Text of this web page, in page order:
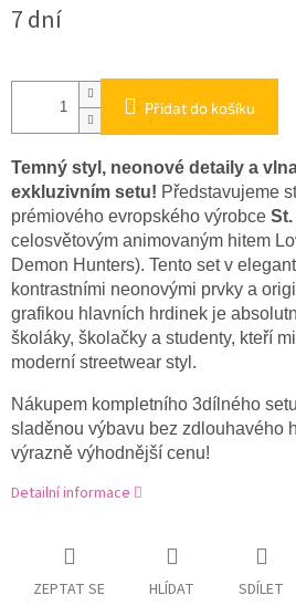
cena:
7 dní
Přidat do košíku
Temný styl, neonové detaily a
exkluzivním setu! Představujeme
prémiového evropského výrobce
celosvětovým animovaným hitem
Demon Hunters). Tento set v
kontrastními neonovými prvky a
grafikou hlavních hrdinek je
školáky, školačky a studenty, kteří
moderní streetwear styl.
Nákupem kompletního 3dílného
sladěnou výbavu bez zdlouhavého
výrazně výhodnější cenu!
Detailní informace
ZEPTAT SE HLÍDAT SDÍLET